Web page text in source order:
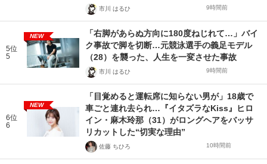
市川 はるひ 9時間前
5位
5
NEW
「右脚があらぬ方向に180度ねじれて…」バイ
ク事故で脚を切断…元競泳選手の義足モデル
（28）を襲った、人生を一変させた事故
市川 はるひ 9時間前
6位
6
NEW
「目覚めると運転席に知らない男が」18歳で
車ごと連れ去られ…『イタズラなKiss』ヒロ
イン・麻木玲那（31）がロングヘアをバッサ
リカットした“切実な理由”
佐藤 ちひろ 10時間前